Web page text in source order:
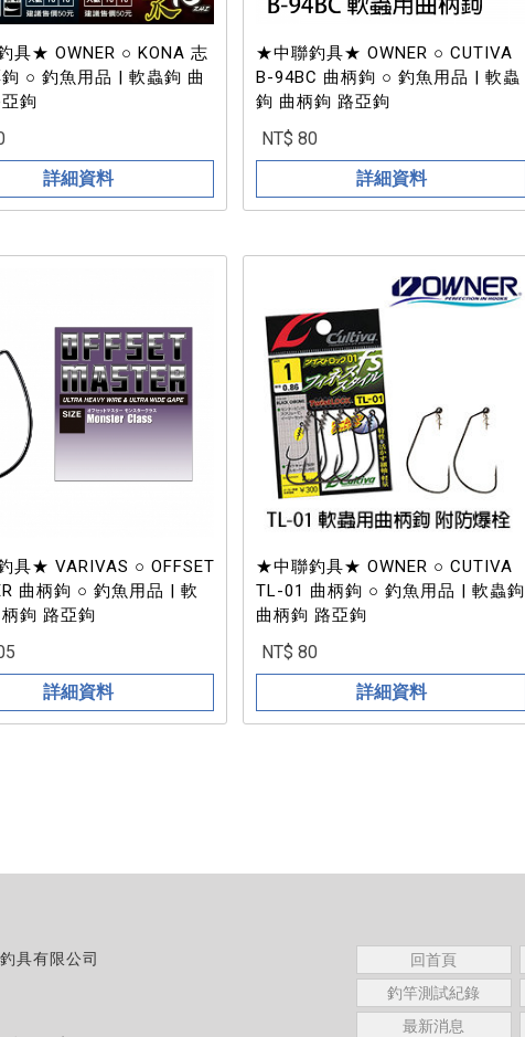
★ OWNER ○ KONA 志
鉤
詳細資料
★中聯釣具★ OWNER ○ CUTIVA
B-94BC 曲柄鉤 ○ 釣魚用品 | 軟蟲
鉤 曲柄鉤 路亞鉤
NT$ 80
詳細資料
具★ VARIVAS ○ OFFSET
曲柄鉤 ○ 釣魚用品 | 軟
鉤 路亞鉤
詳細資料
★中聯釣具★ OWNER ○ CUTIVA
TL-01 曲柄鉤 ○ 釣魚用品 | 軟蟲鉤
曲柄鉤 路亞鉤
NT$ 80
詳細資料
具有限公司 回首頁
釣竿測試紀錄
最新消息